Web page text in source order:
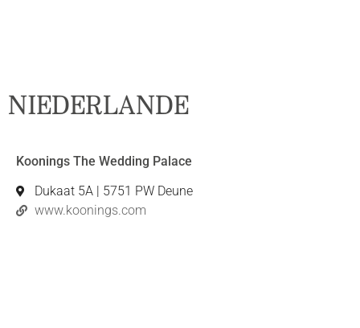
NIEDERLANDE
Koonings The Wedding Palace
Dukaat 5A | 5751 PW Deune
www.koonings.com